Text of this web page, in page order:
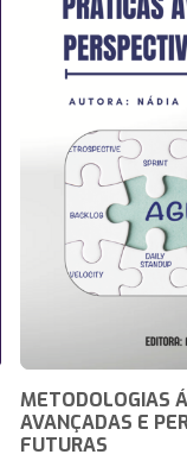
METODOLOGIAS
AVANÇADAS E
FUTURAS